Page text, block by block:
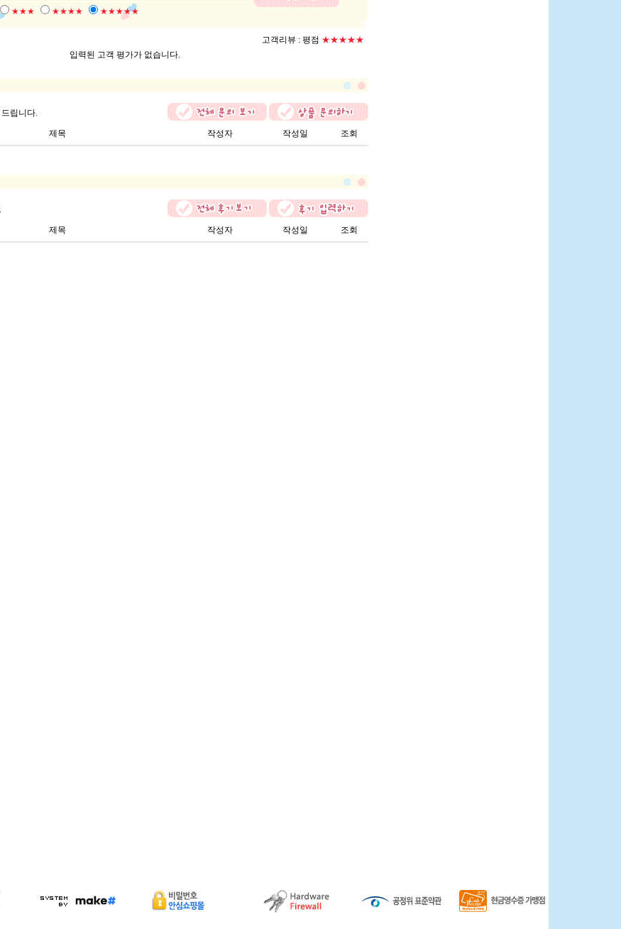
★★★ ★★★★ ★★★★★
고객리뷰 : 평점 ★★★★★
입력된 고객 평가가 없습니다.
립니다.
제목 작성자 작성일 조회
제목 작성자 작성일 조회